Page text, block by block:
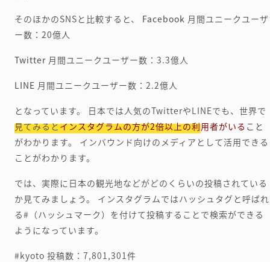
そのほかのSNSと比較すると、 Facebook 月間ユニークユーザ
ー数：20億人
Twitter 月間ユニークユーザー数：3.3億人
LINE 月間ユニークユーザー数：2.2億人
となっています。
日本では人気のTwitterやLINEでも、世界で
見てみるとインスタグラムの方が2倍以上の利用者がいる こと
がわかります。
インバウンド向けのメディアとして活用できる
ことがわかります。
では、実際に日本の観光地などがどのくらいの投稿されている
か見てみましょう。
インスタグラムではハッシュタグと呼ばれ
る#（ハッシュマーク）を付けて投稿することで検索ができる
ようになっています。
#kyoto 投稿数：7,801,301件